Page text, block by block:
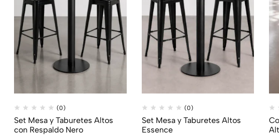
(0)
Set Mesa y Taburetes Altos
con Respaldo Nero
(0)
Set Mesa y Taburetes Altos
Essence